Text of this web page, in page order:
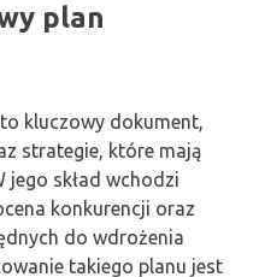
plan
kluczowy dokument,
strategie, które mają
jego skład wchodzi
konkurencji oraz
do wdrożenia
takiego planu jest